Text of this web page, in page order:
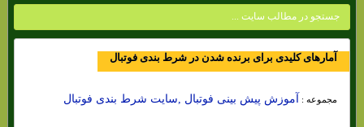
آمارهای کلیدی برای برنده شدن در شرط بندی فوتبال
مجموعه : آموزش پیش بینی فوتبال ,سایت شرط بندی فوتبال